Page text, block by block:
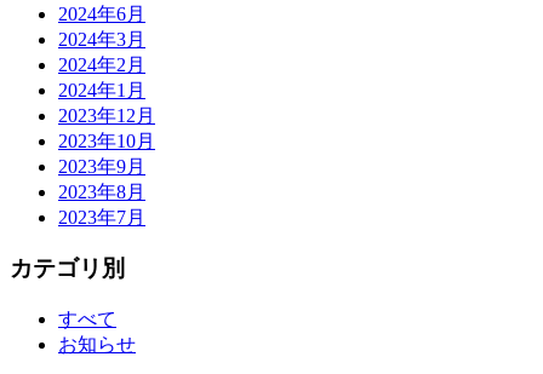
2024年6月
2024年3月
2024年2月
2024年1月
2023年12月
2023年10月
2023年9月
2023年8月
2023年7月
カテゴリ別
すべて
お知らせ